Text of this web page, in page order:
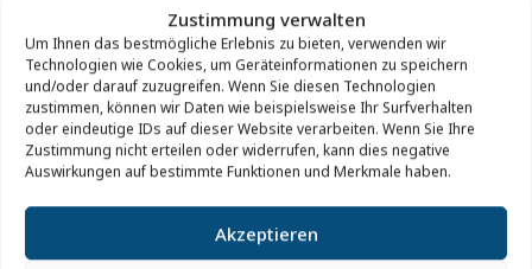
Zustimmung verwalten
Um Ihnen das bestmögliche Erlebnis zu bieten, verwenden wir
Technologien wie Cookies, um Geräteinformationen zu speichern
und/oder darauf zuzugreifen. Wenn Sie diesen Technologien
zustimmen, können wir Daten wie beispielsweise Ihr Surfverhalten
oder eindeutige IDs auf dieser Website verarbeiten. Wenn Sie Ihre
Zustimmung nicht erteilen oder widerrufen, kann dies negative
Auswirkungen auf bestimmte Funktionen und Merkmale haben.
Akzeptieren
Hanstholm, wo die Veranstaltung mit Gesang und Erzählungen
über die Botschaft der Befreiung fortgesetzt wird.
Es werden Bier, Wasser und Kaffee verkauft.
Organisiert in Zusammenarbeit mit Det Nordatlantiske Fyr in